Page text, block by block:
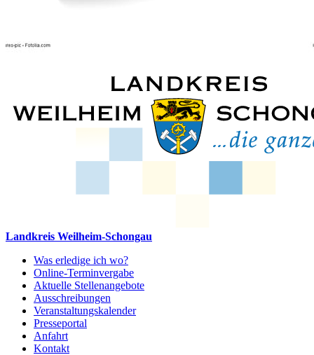
Landkreis Weilheim-Schongau
Was erledige ich wo?
Online-Terminvergabe
Aktuelle Stellenangebote
Ausschreibungen
Veranstaltungskalender
Presseportal
Anfahrt
Kontakt